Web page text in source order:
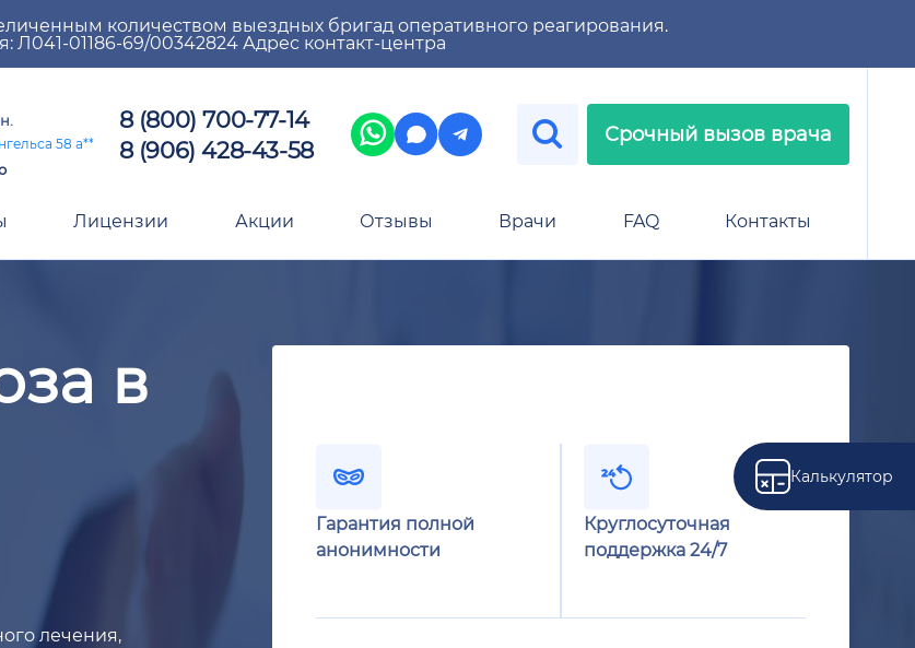
количеством выездных бригад оперативного реагирования.
Л041-01186-69/00342824 Адрес контакт-центра
58 а**
8 (800) 700-77-14
8 (906) 428-43-58
Срочный вызов врача
Лицензии Акции Отзывы Врачи FAQ Контакты
Калькулятор
в
лечения,
Гарантия полной
анонимности
Круглосуточная
поддержка 24/7